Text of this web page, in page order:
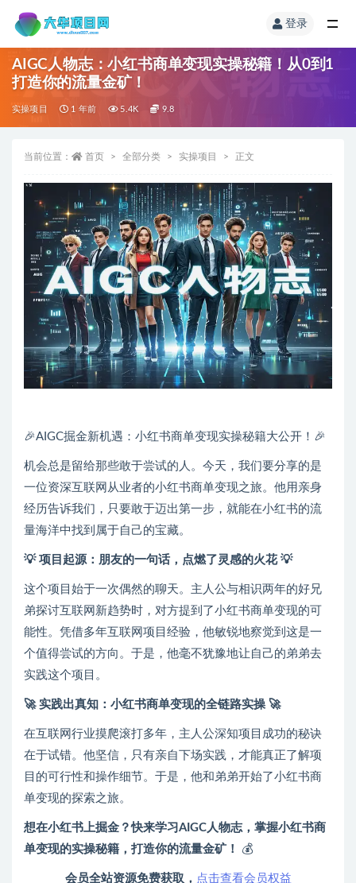
登录
AIGC人物志：小红书商单变现实操秘籍！从0到1
打造你的流量金矿！
实操项目 1 年前 5.4K 9.8
当前位置： 首页 全部分类 实操项目 正文
🎉AIGC掘金新机遇：小红书商单变现实操秘籍大公开！🎉
机会总是留给那些敢于尝试的人。今天，我们要分享的是
一位资深互联网从业者的小红书商单变现之旅。他用亲身
经历告诉我们，只要敢于迈出第一步，就能在小红书的流
量海洋中找到属于自己的宝藏。
💡 项目起源：朋友的一句话，点燃了灵感的火花 💡
这个项目始于一次偶然的聊天。主人公与相识两年的好兄
弟探讨互联网新趋势时，对方提到了小红书商单变现的可
能性。凭借多年互联网项目经验，他敏锐地察觉到这是一
个值得尝试的方向。于是，他毫不犹豫地让自己的弟弟去
实践这个项目。
🚀 实践出真知：小红书商单变现的全链路实操 🚀
在互联网行业摸爬滚打多年，主人公深知项目成功的秘诀
在于试错。他坚信，只有亲自下场实践，才能真正了解项
目的可行性和操作细节。于是，他和弟弟开始了小红书商
单变现的探索之旅。
想在小红书上掘金？快来学习AIGC人物志，掌握小红书商
单变现的实操秘籍，打造你的流量金矿！
💰
会员全站资源免费获取， 点击查看会员权益